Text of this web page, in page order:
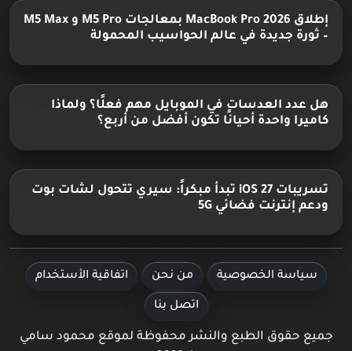
إطلاق MacBook Pro 2026 بمعالجات M5 Pro و M5 Max
– ثورة جديدة في عالم الحواسيب المحمولة
هل عدد العدسات في الموبايل مهم فعلًا؟ ولماذا
كاميرا واحدة أحيانًا تكون أفضل من أربع؟
تسريبات iOS 27 تبدأ مبكراً: سيري تتحول لشات بوت
ودعم إنترنت فضائي 5G
سياسة الخصوصية من نحن اتفاقية الأستخدام
اتصل بنا
جميع حقوق الطبع والنشر محفوظة لموقع محمود سامي